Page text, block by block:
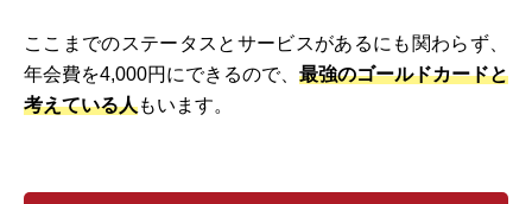
ここまでのステータスとサービスがあるにも関わらず、
年会費を4,000円にできるので、 最強のゴールドカードと
考えている人もいます。